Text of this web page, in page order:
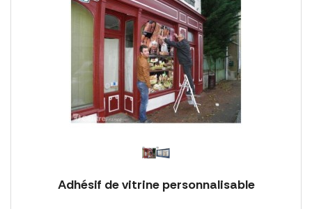
Adhésif de vitrine personnalisable